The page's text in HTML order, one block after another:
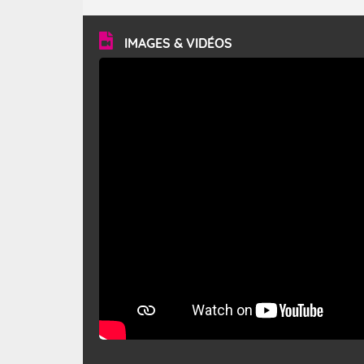
vitesse moyenne de 50 km/h et atteindre 80 à 100 km/h
en rafales, parfois davantage. Il parcourt la basse vallée
du Rhône et la Provence et envahit le littoral
méditerranéen à partir de la Camargue.
IMAGES & VIDÉOS